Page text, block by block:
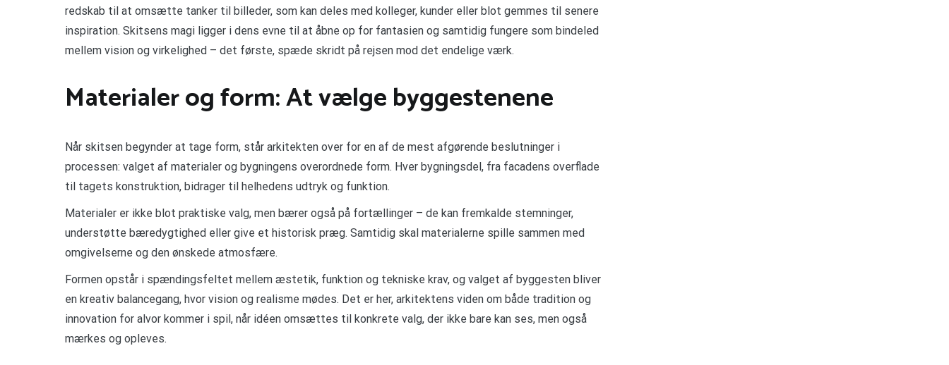
redskab til at omsætte tanker til billeder, som kan deles med kolleger, kunder eller blot gemmes til senere
inspiration. Skitsens magi ligger i dens evne til at åbne op for fantasien og samtidig fungere som bindeled
mellem vision og virkelighed – det første, spæde skridt på rejsen mod det endelige værk.
Materialer og form: At vælge byggestenene
Når skitsen begynder at tage form, står arkitekten over for en af de mest afgørende beslutninger i
processen: valget af materialer og bygningens overordnede form. Hver bygningsdel, fra facadens overflade
til tagets konstruktion, bidrager til helhedens udtryk og funktion.
Materialer er ikke blot praktiske valg, men bærer også på fortællinger – de kan fremkalde stemninger,
understøtte bæredygtighed eller give et historisk præg. Samtidig skal materialerne spille sammen med
omgivelserne og den ønskede atmosfære.
Formen opstår i spændingsfeltet mellem æstetik, funktion og tekniske krav, og valget af byggesten bliver
en kreativ balancegang, hvor vision og realisme mødes. Det er her, arkitektens viden om både tradition og
innovation for alvor kommer i spil, når idéen omsættes til konkrete valg, der ikke bare kan ses, men også
mærkes og opleves.